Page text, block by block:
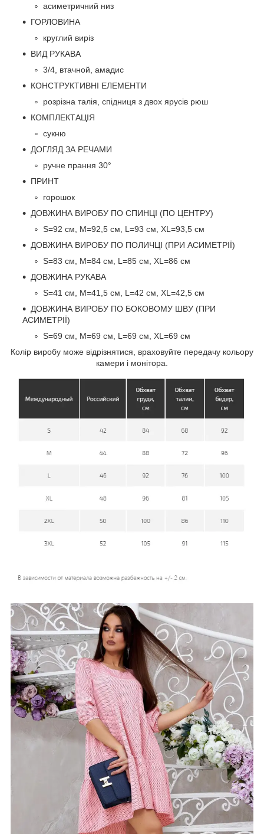
асиметричний низ
ГОРЛОВИНА
круглий виріз
ВИД РУКАВА
3/4, втачной, амадис
КОНСТРУКТИВНІ ЕЛЕМЕНТИ
розрізна талія, спідниця з двох ярусів рюш
КОМПЛЕКТАЦІЯ
сукню
ДОГЛЯД ЗА РЕЧАМИ
ручне прання 30°
ПРИНТ
горошок
ДОВЖИНА ВИРОБУ ПО СПИНЦІ (ПО ЦЕНТРУ)
S=92 см, M=92,5 см, L=93 см, XL=93,5 см
ДОВЖИНА ВИРОБУ ПО ПОЛИЧЦІ (ПРИ АСИМЕТРІЇ)
S=83 см, M=84 см, L=85 см, XL=86 см
ДОВЖИНА РУКАВА
S=41 см, M=41,5 см, L=42 см, XL=42,5 см
ДОВЖИНА ВИРОБУ ПО БОКОВОМУ ШВУ (ПРИ
АСИМЕТРІЇ)
S=69 см, M=69 см, L=69 см, XL=69 см
Колір виробу може відрізнятися, враховуйте передачу кольору
камери і монітора.